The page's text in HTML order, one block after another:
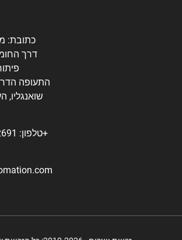
דרך
התעופה
שואנגליו,
טלפון: 86-138-8070-2691+